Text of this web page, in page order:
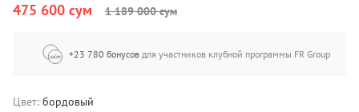
475 600 сум
1 189 000 сум
+23 780 бонусов для участников клубной программы FR Group
Цвет: бордовый